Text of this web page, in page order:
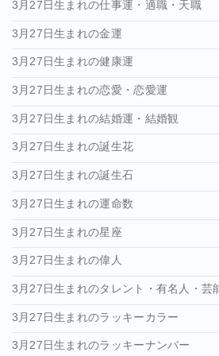
3月27日生まれの仕事運・適職・天職
3月27日生まれの金運
3月27日生まれの健康運
3月27日生まれの恋愛・恋愛運
3月27日生まれの結婚運・結婚観
3月27日生まれの誕生花
3月27日生まれの誕生石
3月27日生まれの運命数
3月27日生まれの星座
3月27日生まれの偉人
3月27日生まれのタレント・有名人・芸
3月27日生まれのラッキーカラー
3月27日生まれのラッキーナンバー